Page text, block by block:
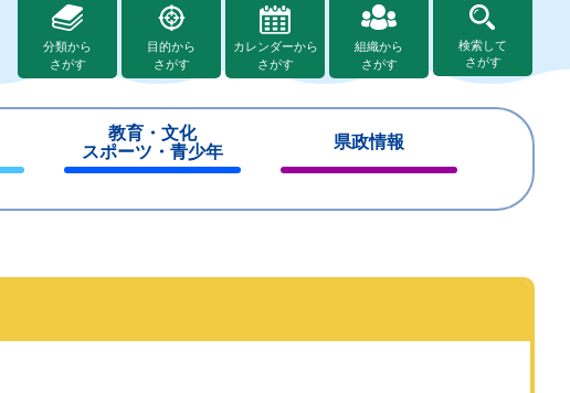
分類から
さがす
目的から
さがす
カレンダーから
さがす
組織から
さがす
検索して
さがす
教育・文化
スポーツ・青少年
じ
県政情報
じ